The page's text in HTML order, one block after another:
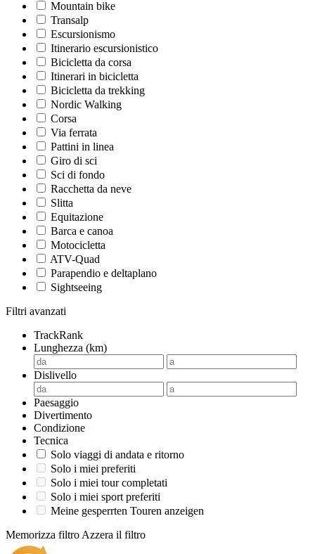
Mountain bike
Transalp
Escursionismo
Itinerario escursionistico
Bicicletta da corsa
Itinerari in bicicletta
Bicicletta da trekking
Nordic Walking
Corsa
Via ferrata
Pattini in linea
Giro di sci
Sci di fondo
Racchetta da neve
Slitta
Equitazione
Barca e canoa
Motocicletta
ATV-Quad
Parapendio e deltaplano
Sightseeing
Filtri avanzati
TrackRank
Lunghezza (km)
Dislivello
Paesaggio
Divertimento
Condizione
Tecnica
Solo viaggi di andata e ritorno
Solo i miei preferiti
Solo i miei tour completati
Solo i miei sport preferiti
Meine gesperrten Touren anzeigen
Memorizza filtro Azzera il filtro